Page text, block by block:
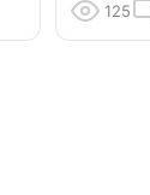
125